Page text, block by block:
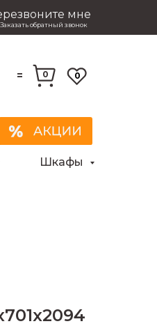
мне
Заказать обратный звонок
0
= 0
Шкафы
Закрыть